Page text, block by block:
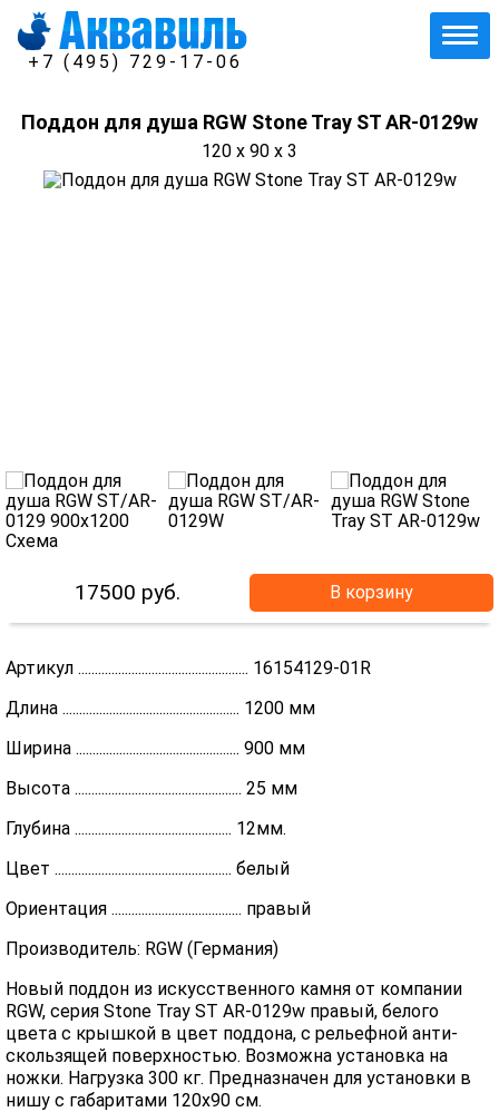
+7 (495) 729-17-06
Поддон для душа RGW Stone Tray ST AR-0129w
120 x 90 x 3
17500 руб. В корзину
Артикул ................................................... 16154129-01R
Длина ..................................................... 1200 мм
Ширина ................................................. 900 мм
Высота .................................................. 25 мм
Глубина ............................................... 12мм.
Цвет ..................................................... белый
Ориентация ....................................... правый
Производитель: RGW (Германия)
Новый поддон из искусственного камня от компании
RGW, серия Stone Tray ST AR-0129w правый, белого
цвета с крышкой в цвет поддона, с рельефной анти-
скользящей поверхностью. Возможна установка на
ножки. Нагрузка 300 кг. Предназначен для установки в
нишу с габаритами 120x90 cм.